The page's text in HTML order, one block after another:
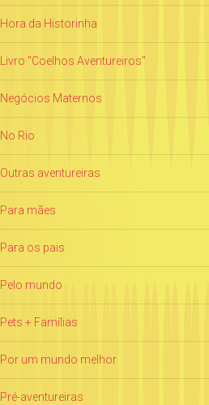
Hora da Historinha
Livro "Coelhos Aventureiros"
Negócios Maternos
No Rio
Outras aventureiras
Para mães
Para os pais
Pelo mundo
Pets + Famílias
Por um mundo melhor
Pré-aventureiras